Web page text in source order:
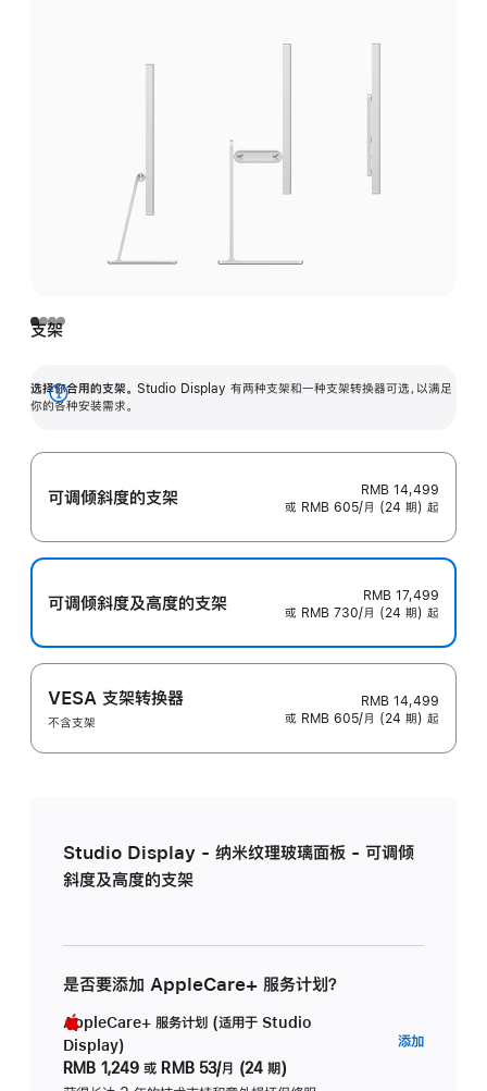
支架
选择你合用的支架。 Studio Display 有两种支架和一种支架转换器可选，以满足
你的各种安装需求。
展
可调倾斜度的支架
RMB 14,499
或 RMB 605/月 (24 期) 起
可调倾斜度及高‍度的支‍架
RMB 17,499
或 RMB 730/月 (24 期) 起
VESA 支架转换器
不含支架
RMB 14,499
或 RMB 605/月 (24 期) 起
Studio Display - 纳米纹理玻璃面板 - 可调倾
斜度及高度的支架
是否要添加 AppleCare+ 服务计划？
AppleCare+ 服务计划 (适用于 Studio
Display)
RMB 1,249 或 RMB 53/月 (24 期)
添加